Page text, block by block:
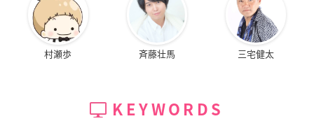
村瀬歩 斉藤壮馬 三宅健太
KEYWORDS